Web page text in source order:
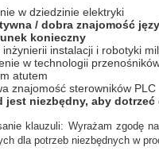
w dziedzinie elektryki
/ dobra znajomość
konieczny
instalacji i robotyki
w technologii
atutem
znajomość sterowników PLC
jest niezbędny, aby dotrzeć
klauzuli: Wyrażam zgodę
dla potrzeb niezbędnych w